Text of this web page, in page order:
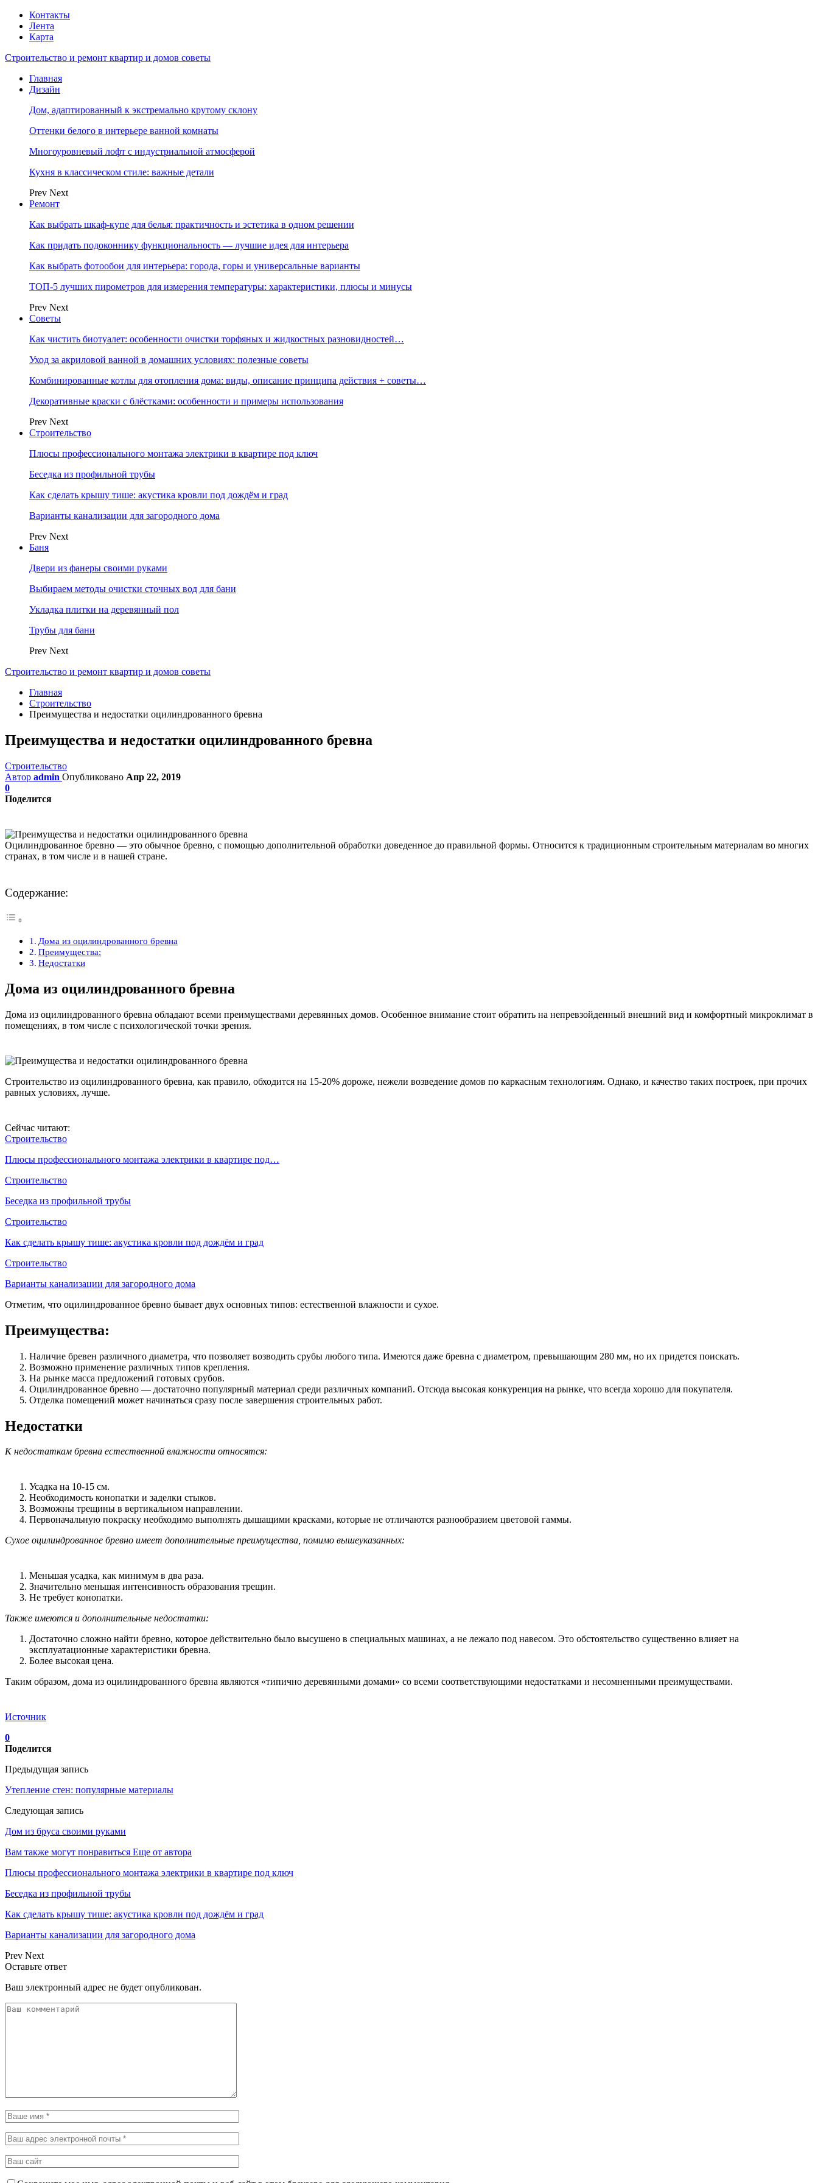
Контакты
Лента
Карта
Строительство и ремонт квартир и домов советы
Главная
Дизайн
Дом, адаптированный к экстремально крутому склону
Оттенки белого в интерьере ванной комнаты
Многоуровневый лофт с индустриальной атмосферой
Кухня в классическом стиле: важные детали
Prev Next
Ремонт
Как выбрать шкаф-купе для белья: практичность и эстетика в одном решении
Как придать подоконнику функциональность — лучшие идея для интерьера
Как выбрать фотообои для интерьера: города, горы и универсальные варианты
ТОП-5 лучших пирометров для измерения температуры: характеристики, плюсы и минусы
Prev Next
Советы
Как чистить биотуалет: особенности очистки торфяных и жидкостных разновидностей…
Уход за акриловой ванной в домашних условиях: полезные советы
Комбинированные котлы для отопления дома: виды, описание принципа действия + советы…
Декоративные краски с блёстками: особенности и примеры использования
Prev Next
Строительство
Плюсы профессионального монтажа электрики в квартире под ключ
Беседка из профильной трубы
Как сделать крышу тише: акустика кровли под дождём и град
Варианты канализации для загородного дома
Prev Next
Баня
Двери из фанеры своими руками
Выбираем методы очистки сточных вод для бани
Укладка плитки на деревянный пол
Трубы для бани
Prev Next
Строительство и ремонт квартир и домов советы
Главная
Строительство
Преимущества и недостатки оцилиндрованного бревна
Преимущества и недостатки оцилиндрованного бревна
Строительство
Автор admin Опубликовано Апр 22, 2019
0
Поделится
Оцилиндрованное бревно — это обычное бревно, с помощью дополнительной обработки доведенное до правильной формы. Относится к традиционным строительным материалам во многих
странах, в том числе и в нашей стране.
Содержание:
Дома из оцилиндрованного бревна
Преимущества:
Недостатки
Дома из оцилиндрованного бревна
Дома из оцилиндрованного бревна обладают всеми преимуществами деревянных домов. Особенное внимание стоит обратить на непревзойденный внешний вид и комфортный микроклимат в
помещениях, в том числе с психологической точки зрения.
Строительство из оцилиндрованного бревна, как правило, обходится на 15-20% дороже, нежели возведение домов по каркасным технологиям. Однако, и качество таких построек, при прочих
равных условиях, лучше.
Сейчас читают:
Строительство
Плюсы профессионального монтажа электрики в квартире под…
Строительство
Беседка из профильной трубы
Строительство
Как сделать крышу тише: акустика кровли под дождём и град
Строительство
Варианты канализации для загородного дома
Отметим, что оцилиндрованное бревно бывает двух основных типов: естественной влажности и сухое.
Преимущества:
Наличие бревен различного диаметра, что позволяет возводить срубы любого типа. Имеются даже бревна с диаметром, превышающим 280 мм, но их придется поискать.
Возможно применение различных типов крепления.
На рынке масса предложений готовых срубов.
Оцилиндрованное бревно — достаточно популярный материал среди различных компаний. Отсюда высокая конкуренция на рынке, что всегда хорошо для покупателя.
Отделка помещений может начинаться сразу после завершения строительных работ.
Недостатки
К недостаткам бревна естественной влажности относятся:
Усадка на 10-15 см.
Необходимость конопатки и заделки стыков.
Возможны трещины в вертикальном направлении.
Первоначальную покраску необходимо выполнять дышащими красками, которые не отличаются разнообразием цветовой гаммы.
Сухое оцилиндрованное бревно имеет дополнительные преимущества, помимо вышеуказанных:
Меньшая усадка, как минимум в два раза.
Значительно меньшая интенсивность образования трещин.
Не требует конопатки.
Также имеются и дополнительные недостатки:
Достаточно сложно найти бревно, которое действительно было высушено в специальных машинах, а не лежало под навесом. Это обстоятельство существенно влияет на
эксплуатационные характеристики бревна.
Более высокая цена.
Таким образом, дома из оцилиндрованного бревна являются «типично деревянными домами» со всеми соответствующими недостатками и несомненными преимуществами.
Источник
0
Поделится
Предыдущая запись
Утепление стен: популярные материалы
Следующая запись
Дом из бруса своими руками
Вам также могут понравиться Еще от автора
Плюсы профессионального монтажа электрики в квартире под ключ
Беседка из профильной трубы
Как сделать крышу тише: акустика кровли под дождём и град
Варианты канализации для загородного дома
Prev Next
Оставьте ответ
Ваш электронный адрес не будет опубликован.